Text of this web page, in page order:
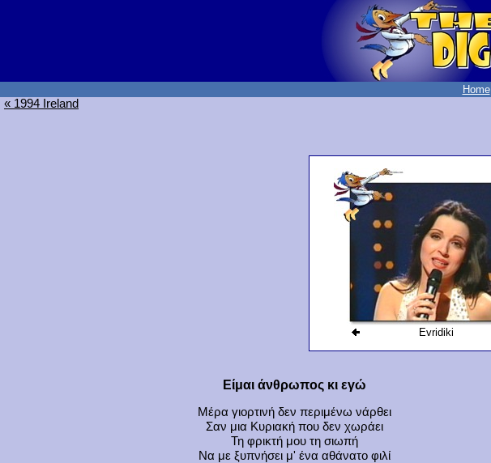
Home
« 1994 Ireland
Evridiki
Είμαι άνθρωπος κι εγώ
Μέρα γιορτινή δεν περιμένω νάρθει
Σαν μια Κυριακή που δεν χωράει
Τη φρικτή μου τη σιωπή
Να με ξυπνήσει μ' ένα αθάνατο φιλί